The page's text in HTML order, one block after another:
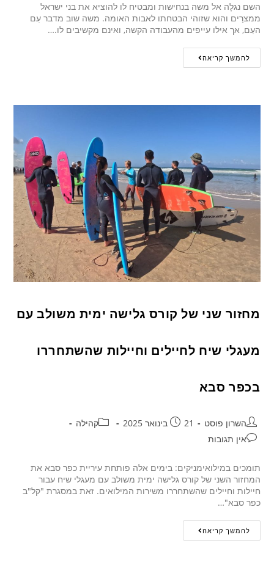
השם נגלָה אל משה בנחישות ומבטיח לו להוציא את בני ישראל
ממצרַים והוא שזוהי הבטחתו לאבות האומה. משה שוב מדבר עִם
העַם, אך אילו עייפים מהעבודה הקשה, ואינם מקשיבים לו.…
להמשך קריאה
מחזור שני של קורס גלישה ימית משולב עם
מעגלי שיח לחיילים וחיילות שהשתחררו
בכפר סבא
השרון פוסט 21 בינואר 2025
קהילה
אין תגובות
תומכים במילואימניקים: בימים אלה פותחת עיריית כפר סבא את
המחזור השני של קורס גלישה ימית משולב עם מעגלי שיח עבור
חיילות וחיילים שהשתחררו משירות המילואים. זאת במסגרת "קל"ב
כפר סבא"…
להמשך קריאה